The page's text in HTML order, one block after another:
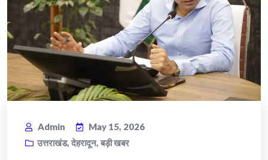
Admin
May 15, 2026
उत्तराखंड, देहरादून, बड़ी खबर